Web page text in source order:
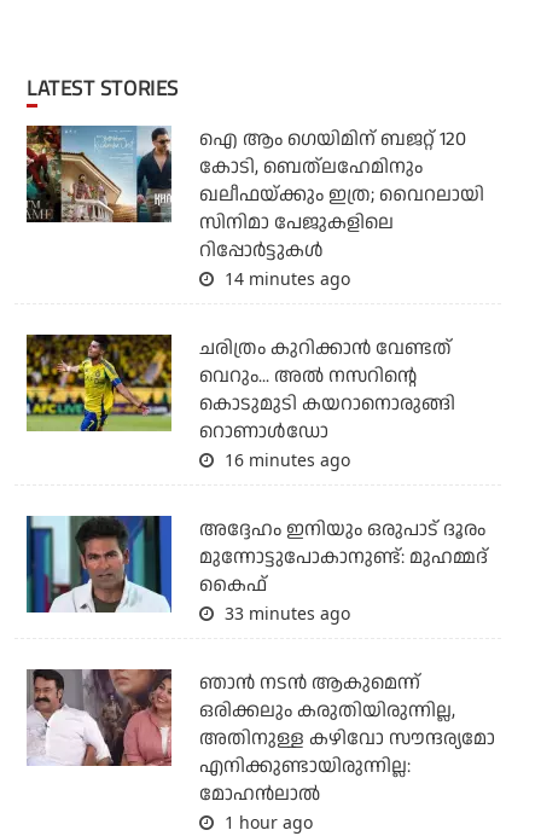
LATEST STORIES
ഐ ആം ഗെയിമിന് ബജറ്റ് 120
കോടി, ബെത്‌ലഹേമിനും
ഖലീഫയ്ക്കും ഇത്ര; വൈറലായി
സിനിമാ പേജുകളിലെ
റിപ്പോര്‍ട്ടുകള്‍
14 minutes ago
ചരിത്രം കുറിക്കാന്‍ വേണ്ടത്
വെറും... അല്‍ നസറിന്റെ
കൊടുമുടി കയറാനൊരുങ്ങി
റൊണാള്‍ഡോ
16 minutes ago
അദ്ദേഹം ഇനിയും ഒരുപാട് ദൂരം
മുന്നോട്ടുപോകാനുണ്ട്: മുഹമ്മദ്
കൈഫ്
33 minutes ago
ഞാൻ നടൻ ആകുമെന്ന്
ഒരിക്കലും കരുതിയിരുന്നില്ല,
അതിനുള്ള കഴിവോ സൗന്ദര്യമോ
എനിക്കുണ്ടായിരുന്നില്ല:
മോഹൻലാൽ
1 hour ago